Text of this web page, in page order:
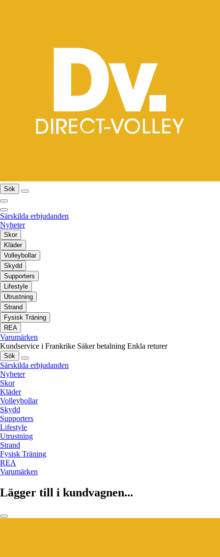
Sök
Särskilda erbjudanden
Nyheter
Skor
Kläder
Volleybollar
Skydd
Supporters
Lifestyle
Utrustning
Strand
Fysisk Träning
REA
Varumärken
Kundservice i Frankrike Säker betalning Enkla returer
Sök
Särskilda erbjudanden
Nyheter
Skor
Kläder
Volleybollar
Skydd
Supporters
Lifestyle
Utrustning
Strand
Fysisk Träning
REA
Varumärken
Lägger till i kundvagnen...